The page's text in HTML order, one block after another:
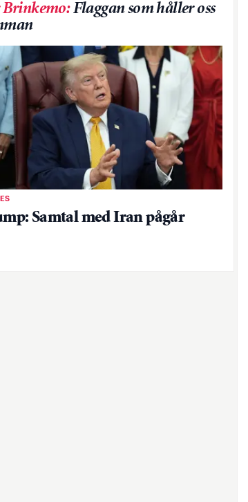
Brinkemo:Flaggan som håller oss
Samtal med Iran pågår